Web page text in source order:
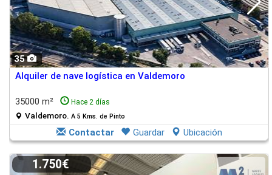
35
Alquiler de nave logística en Valdemoro
35000 m² Hace 2 días
Valdemoro. A 5 Kms. de Pinto
Contactar Guardar Ubicación
1.750€